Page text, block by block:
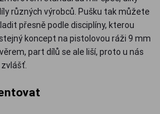
různých výrobců. Pušku tak můžete
přesně podle disciplíny, kterou
koncept na pistolovou ráži 9 mm
part dílů se ale liší, proto u nás